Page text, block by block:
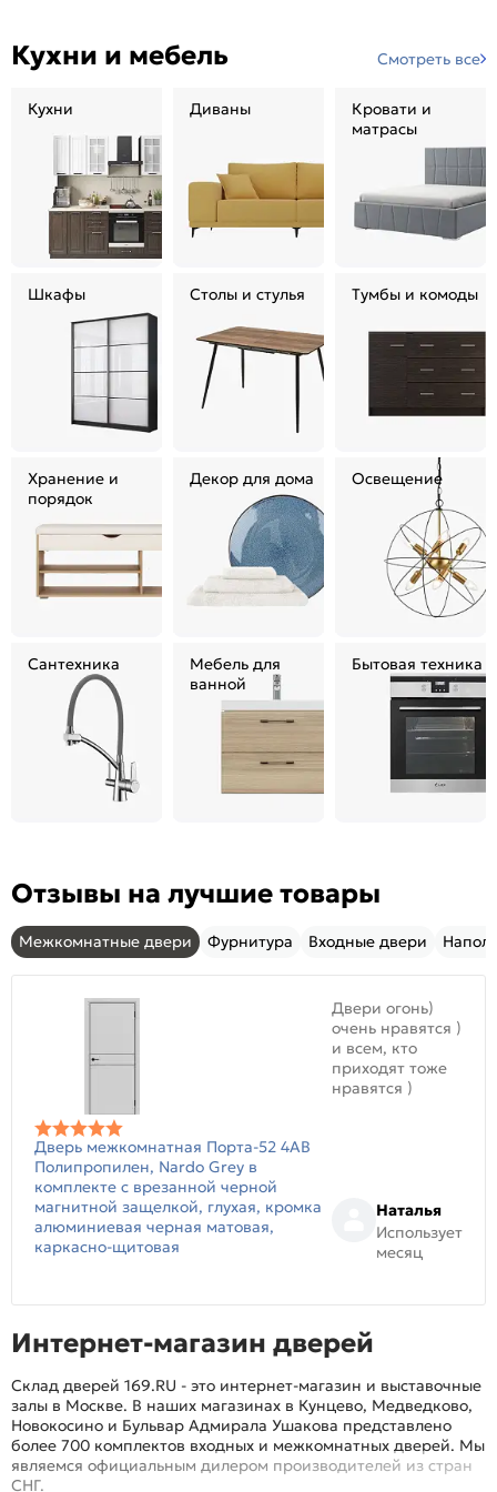
Кухни и мебель Смотреть все
Кухни Диваны
Кровати и
матрасы
Шкафы Столы и стулья Тумбы и комоды
Хранение и
порядок
Декор для дома Освещение
Сантехника
Мебель для
ванной
Бытовая техника
Отзывы на лучшие товары
Межкомнатные двери Фурнитура Входные двери
Дверь межкомнатная Порта-52 4AB
Полипропилен, Nardo Grey в
комплекте с врезанной черной
магнитной защелкой, глухая, кромка
алюминиевая черная матовая,
каркасно-щитовая
Двери огонь)
очень нравятся )
и всем, кто
приходят тоже
нравятся )
Наталья
Использует
месяц
Интернет-магазин дверей
Склад дверей 169.RU - это интернет-магазин и выставочные
залы в Москве. В наших магазинах в Кунцево, Медведково,
Новокосино и Бульвар Адмирала Ушакова представлено
более 700 комплектов входных и межкомнатных дверей. Мы
являемся официальным дилером производителей из стран
СНГ.